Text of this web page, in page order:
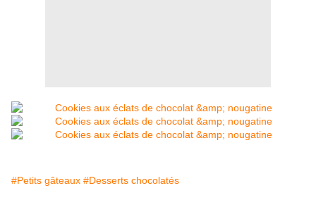
#Petits gâteaux #Desserts chocolatés